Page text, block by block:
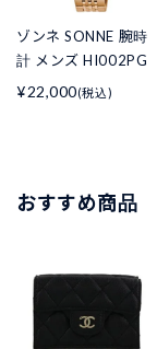
ゾンネ SONNE 腕時
計 メンズ HI002PG
¥22,000(税込)
おすすめ商品